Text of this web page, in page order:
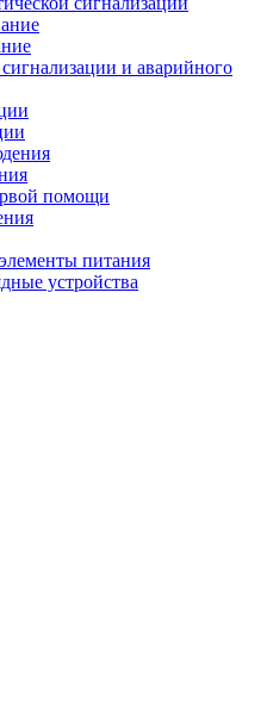
и аварийного
помощи
питания
устройства